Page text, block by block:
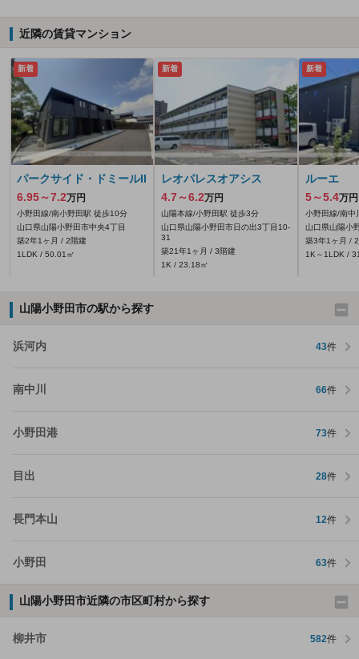
近隣の賃貸マンション
新着
パークサイド・ドミールII
6.95～7.2万円
小野田線/南小野田駅 徒歩10分
山口県山陽小野田市中央4丁目
築2年1ヶ月 / 2階建
1LDK / 50.01㎡
新着
レオパレスオアシス
4.7～6.2万円
山陽本線/小野田駅 徒歩3分
山口県山陽小野田市日の出3丁目10-
31
築21年1ヶ月 / 3階建
1K / 23.18㎡
新着
ルーエ
5～5.4万円
小野田線/南中
山口県山陽小
築3年1ヶ月 /
1K～1LDK /
山陽小野田市の駅から探す
浜河内 43件
南中川 66件
小野田港 73件
目出 28件
長門本山 12件
小野田 63件
山陽小野田市近隣の市区町村から探す
柳井市 582件